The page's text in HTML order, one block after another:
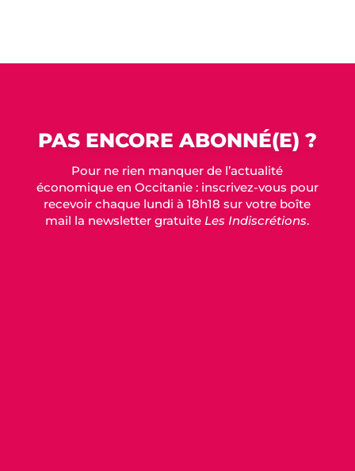
PAS ENCORE ABONNÉ(E) ?
Pour ne rien manquer de l’actualité
économique en Occitanie : inscrivez-vous pour
recevoir chaque lundi à 18h18 sur votre boîte
mail la newsletter gratuiteLes Indiscrétions.